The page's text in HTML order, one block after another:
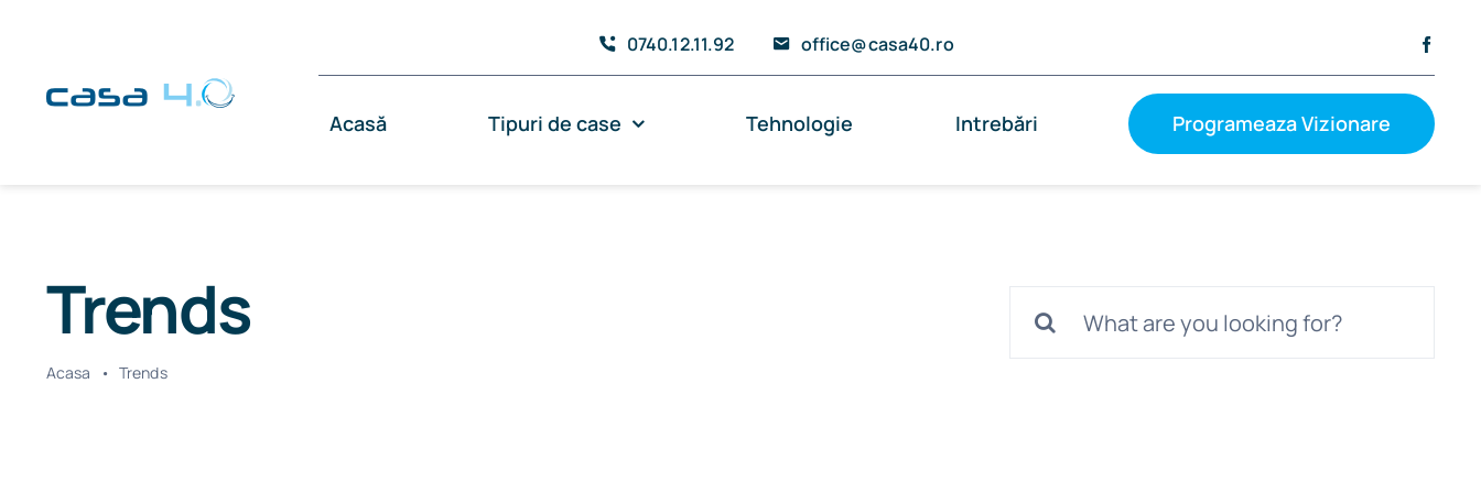
0740.12.11.92 office@casa40.ro
Acasă Tipuri de case Tehnologie Intrebări Programeaza Vizionare
Trends
Acasa • Trends